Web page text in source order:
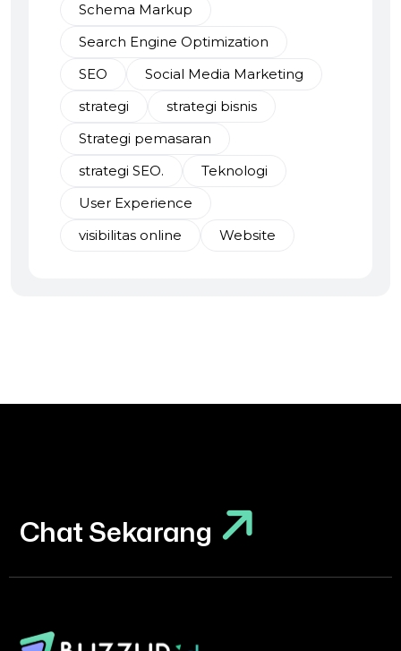
Schema Markup
Search Engine Optimization
SEO
Social Media Marketing
strategi
strategi bisnis
Strategi pemasaran
strategi SEO.
Teknologi
User Experience
visibilitas online
Website
Chat Sekarang
Chat Sekarang